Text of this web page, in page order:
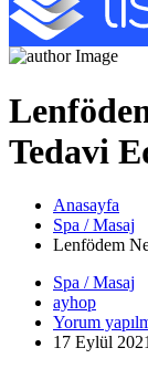
Tedavi
Anasayfa
Spa / Masaj
Lenfödem
Spa / Masaj
ayhop
Yorum
17 Eylül 2021